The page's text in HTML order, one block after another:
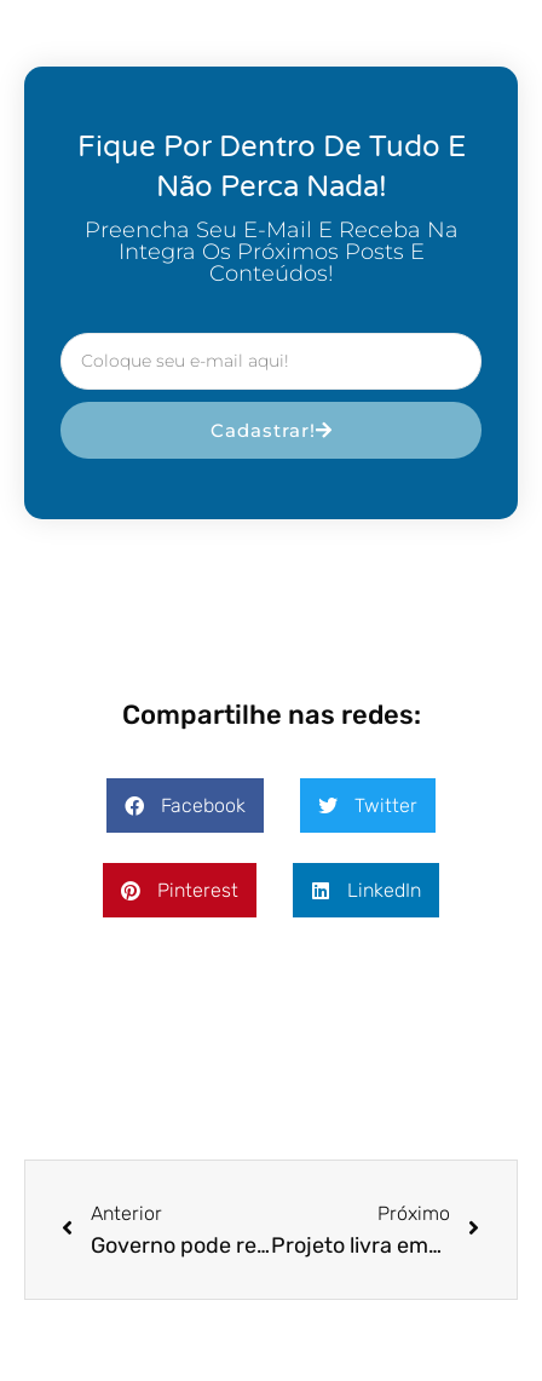
Fique Por Dentro De Tudo E
Não Perca Nada!
Preencha Seu E-Mail E Receba Na
Integra Os Próximos Posts E
Conteúdos!
Cadastrar!
Compartilhe nas redes:
Facebook Twitter
Pinterest LinkedIn
Anterior
Governo pode reduzir encargos trabalhistas para estimular empregos
Próximo
Projeto livra empresas do Simples de pagarem impostos em 2020